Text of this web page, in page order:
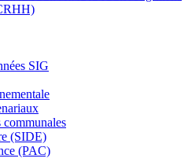
SIG
communales
(SIDE)
(PAC)